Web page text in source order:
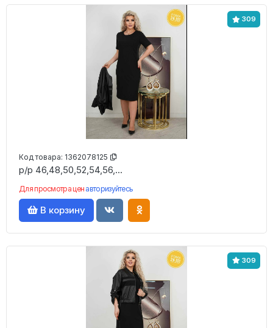
309
Код товара: 1362078125
р/р 46,48,50,52,54,56,...
Для просмотра цен авторизуйтесь
В корзину
309